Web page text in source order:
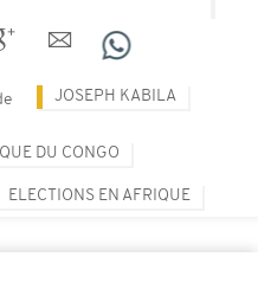
JOSEPH KABILA
DU CONGO
ELECTIONS EN AFRIQUE